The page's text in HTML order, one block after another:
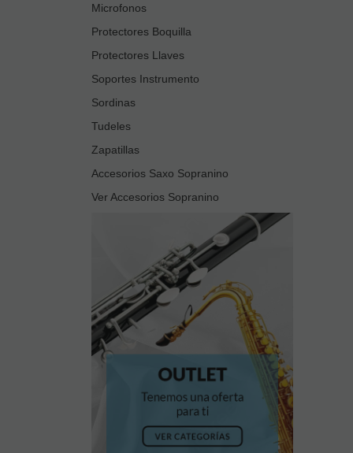
Microfonos
Protectores Boquilla
Protectores Llaves
Soportes Instrumento
Sordinas
Tudeles
Zapatillas
Accesorios Saxo Sopranino
Ver Accesorios Sopranino